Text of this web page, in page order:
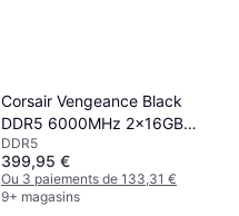
Corsair Vengeance Black
DDR5 6000MHz 2x16GB
ECC
(CMK32GX5M2E6000Z36)
DDR5
399,95 €
Ou 3 paiements de 133,31 €
9+ magasins